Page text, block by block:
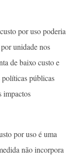
por uso poderia
unidade nos
de baixo custo e
políticas públicas
impactos
por uso é uma
não incorpora